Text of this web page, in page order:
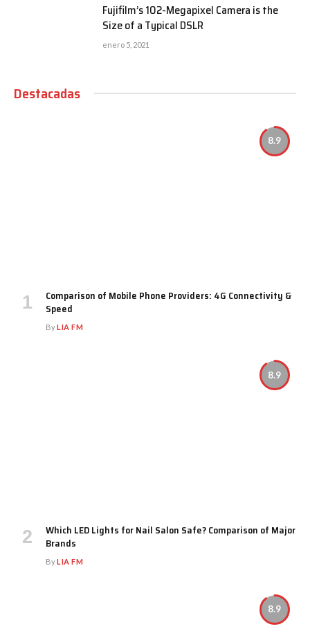
Fujifilm’s 102-Megapixel Camera is the
Size of a Typical DSLR
enero 5, 2021
Destacadas
8.9
Comparison of Mobile Phone Providers: 4G Connectivity &
Speed
ByLIA FM
8.9
Which LED Lights for Nail Salon Safe? Comparison of Major
Brands
ByLIA FM
8.9